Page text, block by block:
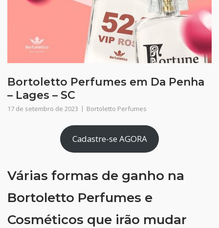
Bortoletto Perfumes em Da Penha
– Lages – SC
17 de setembro de 2023 Bortoletto Perfumes
Cadastre-se AGORA
Várias formas de ganho na
Bortoletto Perfumes e
Cosméticos que irão mudar